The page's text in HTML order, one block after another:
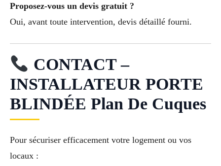
Proposez-vous un devis gratuit ?
Oui, avant toute intervention, devis détaillé fourni.
CONTACT –
INSTALLATEUR PORTE
BLINDÉE Plan De Cuques
Pour sécuriser efficacement votre logement ou vos
locaux :